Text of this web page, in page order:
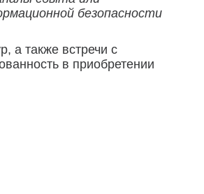
безопасности
а также встречи с
в приобретении